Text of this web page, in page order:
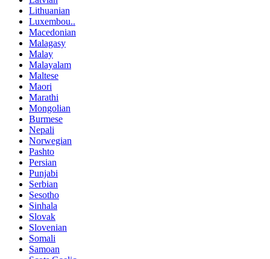
Lithuanian
Luxembou..
Macedonian
Malagasy
Malay
Malayalam
Maltese
Maori
Marathi
Mongolian
Burmese
Nepali
Norwegian
Pashto
Persian
Punjabi
Serbian
Sesotho
Sinhala
Slovak
Slovenian
Somali
Samoan